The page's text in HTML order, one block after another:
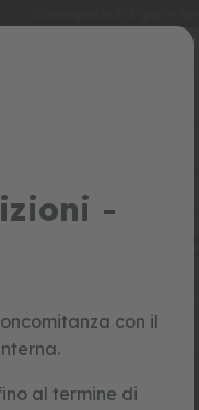
-
con il
al termine di
Consegna in 3-5 giorni
La
uscire